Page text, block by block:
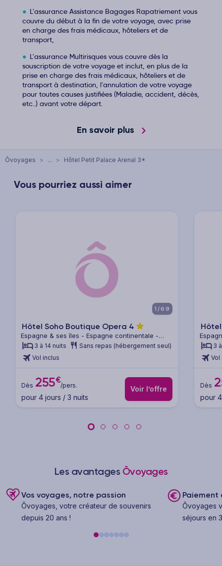
L'assurance Assistance Bagages Rapatriement vous
couvre du début à la fin de votre voyage, avec prise
en charge des frais médicaux, hôteliers et de
transport,
L'assurance Multirisques vous couvre dès la
souscription de votre voyage et inclut, en plus de la
prise en charge des frais médicaux, hôteliers et de
transport à destination, l'annulation de votre voyage
pour toutes causes justifiées (Maladie, accident, décès,
etc..) avant votre départ.
En savoir plus
Ôvoyages > ... > Hôtel Petit Palace Arenal 3*
Vous pourriez aussi aimer
1/69
Hôtel Soho Boutique Opera 4
Espagne & ses îles - Espagne continentale -
Madrid3 à 14 nuits
Sans repas (hébergement seul)
Vol inclus
Dès 255€
/pers.
pour 4 jours / 3 nuits
Voir l’offre
Madrid
3
Vol
Dès
pour
Les avantages Ôvoyages
Vos voyages, notre passion
Ôvoyages, votre créateur de souvenirs
depuis 20 ans !
Paiement
Ôvoyages
séjours en